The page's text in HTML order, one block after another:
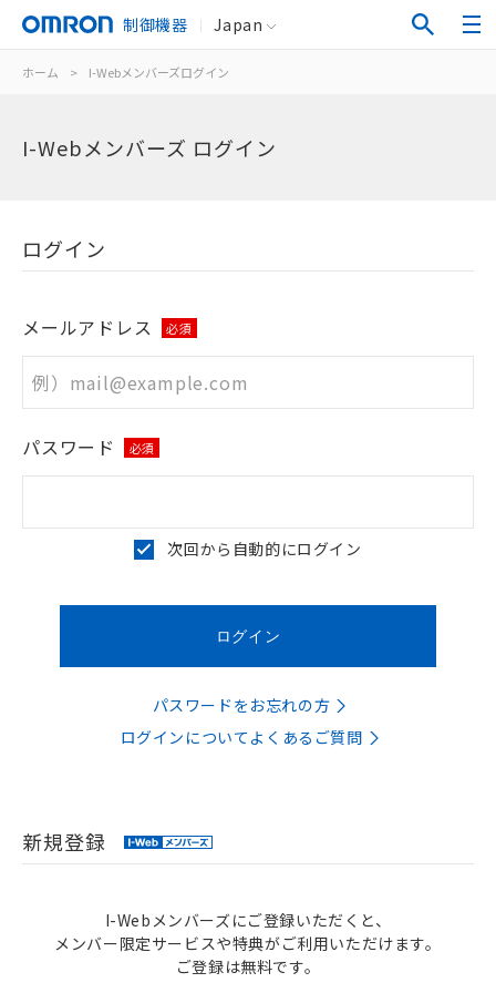
制御機器 Japan
ホーム > I-Webメンバーズログイン
I-Webメンバーズ ログイン
ログイン
メールアドレス 必須
パスワード 必須
次回から自動的にログイン
パスワードをお忘れの方
ログインについてよくあるご質問
新規登録
I-Webメンバーズにご登録いただくと、
メンバー限定サービスや特典がご利用いただけます。
ご登録は無料です。